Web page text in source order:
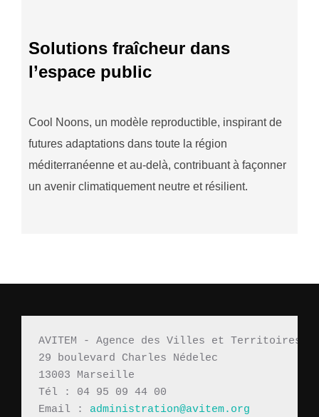
Solutions fraîcheur dans
l’espace public
Cool Noons, un modèle reproductible, inspirant de
futures adaptations dans toute la région
méditerranéenne et au-delà, contribuant à façonner
un avenir climatiquement neutre et résilient.
AVITEM - Agence des Villes et Territoires
29 boulevard Charles Nédelec
13003 Marseille
Tél : 04 95 09 44 00
Email : administration@avitem.org